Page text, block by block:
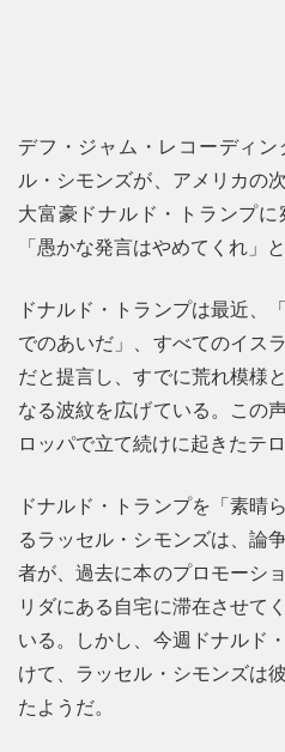
デフ・ジャム・レコーディ
ル・シモンズが、アメリカの
大富豪ドナルド・トランプに
「愚かな発言はやめてくれ」
ドナルド・トランプは最近、
でのあいだ」、すべてのイス
だと提言し、すでに荒れ模様
なる波紋を広げている。この
ロッパで立て続けに起きたテ
ドナルド・トランプを「素晴
るラッセル・シモンズは、論
者が、過去に本のプロモーシ
リダにある自宅に滞在させて
いる。しかし、今週ドナルド
けて、ラッセル・シモンズは
たようだ。